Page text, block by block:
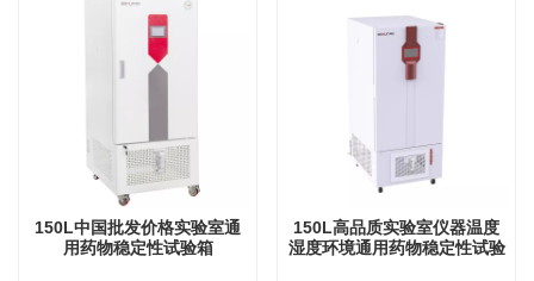
150L中国批发价格实验室通
用药物稳定性试验箱
150L高品质实验室仪器温度
湿度环境通用药物稳定性试验